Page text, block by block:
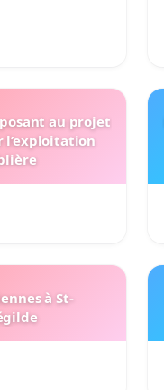
au projet
l’exploitation
à St-